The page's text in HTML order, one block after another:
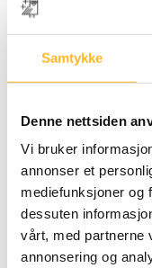
Samtykke
Denne nettsiden
Vi bruker
annonser et
mediefunksjoner og
dessuten
vårt, med partnerne
annonsering og
Endringer
Rapporten
Og de ønsker å
arbeidsplass. Vi
ganske
seg til endringer i
tillegg til nye